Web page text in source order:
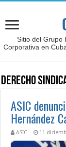
Sitio del Grupo
Corporativa en
Derecho
ASIC
Hernández
ASIC 11